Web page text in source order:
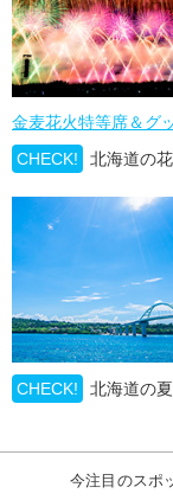
金麦花火特等席＆グ
CHECK!
北海道の
CHECK! 北海道の
今注目のスポ